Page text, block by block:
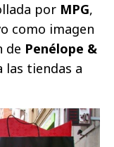
por MPG,
como imagen
de Penélope &
las tiendas a